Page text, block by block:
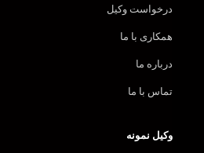
درخواست وکیل
همکاری با ما
درباره ما
تماس با ما
وکیل نمونه